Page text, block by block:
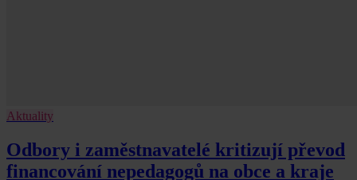
Aktuality
Odbory i zaměstnavatelé kritizují převod
financování nepedagogů na obce a kraje